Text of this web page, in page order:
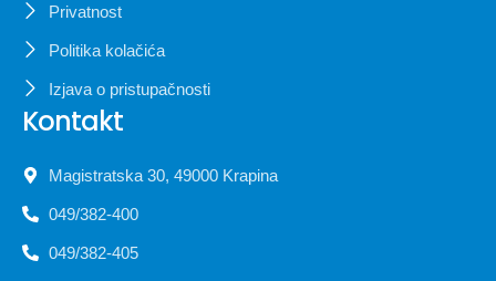
Privatnost
Politika kolačića
Izjava o pristupačnosti
Kontakt
Magistratska 30, 49000 Krapina
049/382-400
049/382-405